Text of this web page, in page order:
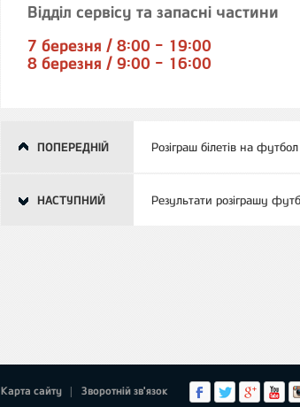
Відділ сервісу та запасні частини
7 березня / 8:00 - 19:00
8 березня / 9:00 - 16:00
ПОПЕРЕДНІЙ Розіграш білетів на
НАСТУПНИЙ Результати розіграшу
Карта сайту Зворотній зв'язок